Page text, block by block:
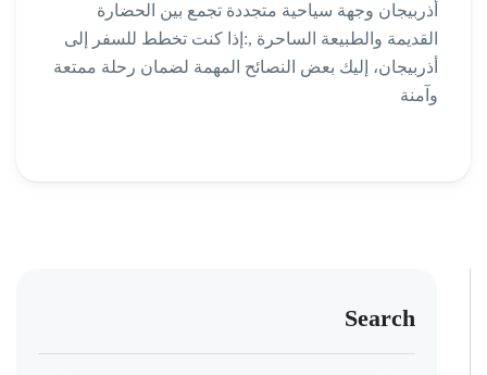
أذربيجان وجهة سياحية متجددة تجمع بين الحضارة
القديمة والطبيعة الساحرة ,:إذا كنت تخطط للسفر إلى
أذربيجان، إليك بعض النصائح المهمة لضمان رحلة ممتعة
وآمنة
Search